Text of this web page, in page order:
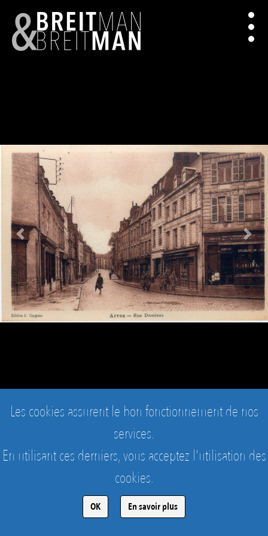
Previous Next
ARRAS - MAISONS HISTORIQUES
Les cookies assurent le bon fonctionnement de nos
services.
En utilisant ces derniers, vous acceptez l'utilisation des
cookies.
OK En savoir plus